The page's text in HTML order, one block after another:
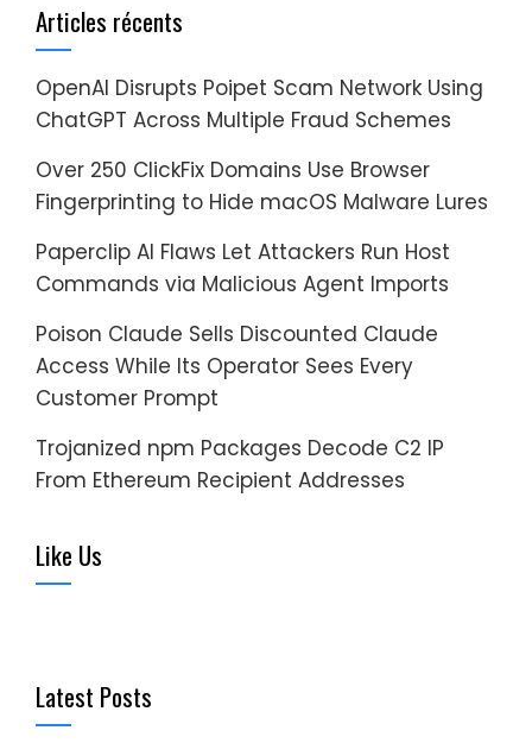
Articles récents
OpenAI Disrupts Poipet Scam Network Using
ChatGPT Across Multiple Fraud Schemes
Over 250 ClickFix Domains Use Browser
Fingerprinting to Hide macOS Malware Lures
Paperclip AI Flaws Let Attackers Run Host
Commands via Malicious Agent Imports
Poison Claude Sells Discounted Claude
Access While Its Operator Sees Every
Customer Prompt
Trojanized npm Packages Decode C2 IP
From Ethereum Recipient Addresses
Like Us
Latest Posts